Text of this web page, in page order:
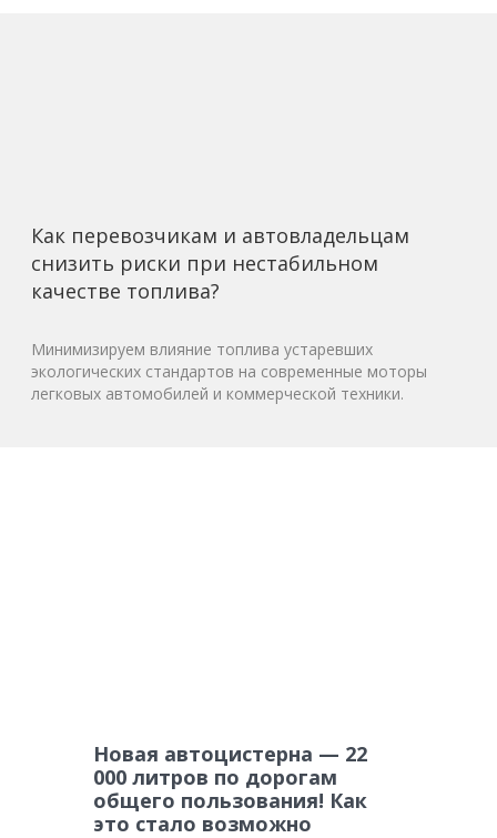
Как перевозчикам и автовладельцам
снизить риски при нестабильном
качестве топлива?
Минимизируем влияние топлива устаревших
экологических стандартов на современные моторы
легковых автомобилей и коммерческой техники.
Новая автоцистерна — 22
000 литров по дорогам
общего пользования! Как
это стало возможно